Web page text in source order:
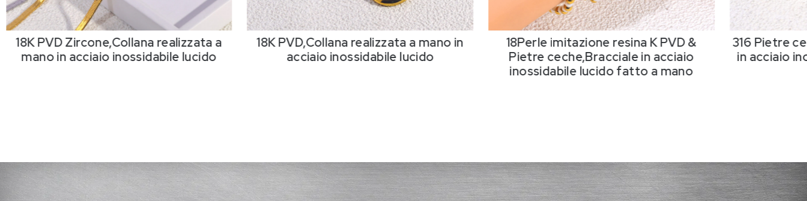
18K PVD Zircone,Collana realizzata a
mano in acciaio inossidabile lucido
18K PVD,Collana realizzata a mano in
acciaio inossidabile lucido
18Perle imitazione resina K PVD &
Pietre ceche,Bracciale in acciaio
inossidabile lucido fatto a mano
316 Pietre
in acciaio